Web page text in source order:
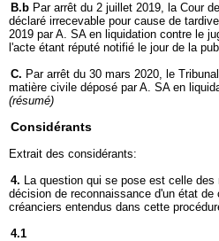
B.b Par arrêt du 2 juillet 2019, la Cour
déclaré irrecevable pour cause de
2019 par A. SA en liquidation contre le
l'acte étant réputé notifié le jour de la
C. Par arrêt du 30 mars 2020, le
matière civile déposé par A. SA en
(résumé)
Considérants
Extrait des considérants:
4. La question qui se pose est celle
décision de reconnaissance d'un état de
créanciers entendus dans cette
4.1